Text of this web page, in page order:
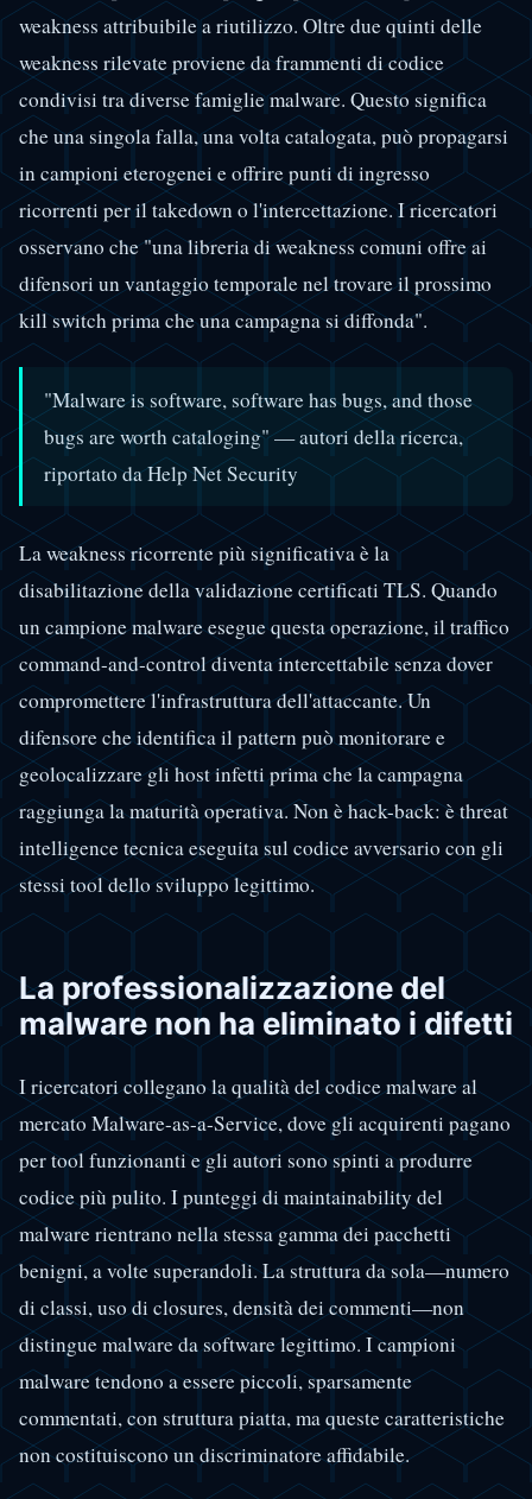
weakness attribuibile a riutilizzo. Oltre due quinti delle
weakness rilevate proviene da frammenti di codice
condivisi tra diverse famiglie malware. Questo significa
che una singola falla, una volta catalogata, può propagarsi
in campioni eterogenei e offrire punti di ingresso
ricorrenti per il takedown o l'intercettazione. I ricercatori
osservano che "una libreria di weakness comuni offre ai
difensori un vantaggio temporale nel trovare il prossimo
kill switch prima che una campagna si diffonda".
"Malware is software, software has bugs, and those
bugs are worth cataloging" — autori della ricerca,
riportato da Help Net Security
La weakness ricorrente più significativa è la
disabilitazione della validazione certificati TLS. Quando
un campione malware esegue questa operazione, il traffico
command-and-control diventa intercettabile senza dover
compromettere l'infrastruttura dell'attaccante. Un
difensore che identifica il pattern può monitorare e
geolocalizzare gli host infetti prima che la campagna
raggiunga la maturità operativa. Non è hack-back: è threat
intelligence tecnica eseguita sul codice avversario con gli
stessi tool dello sviluppo legittimo.
La professionalizzazione del
malware non ha eliminato i difetti
I ricercatori collegano la qualità del codice malware al
mercato Malware-as-a-Service, dove gli acquirenti pagano
per tool funzionanti e gli autori sono spinti a produrre
codice più pulito. I punteggi di maintainability del
malware rientrano nella stessa gamma dei pacchetti
benigni, a volte superandoli. La struttura da sola—numero
di classi, uso di closures, densità dei commenti—non
distingue malware da software legittimo. I campioni
malware tendono a essere piccoli, sparsamente
commentati, con struttura piatta, ma queste caratteristiche
non costituiscono un discriminatore affidabile.